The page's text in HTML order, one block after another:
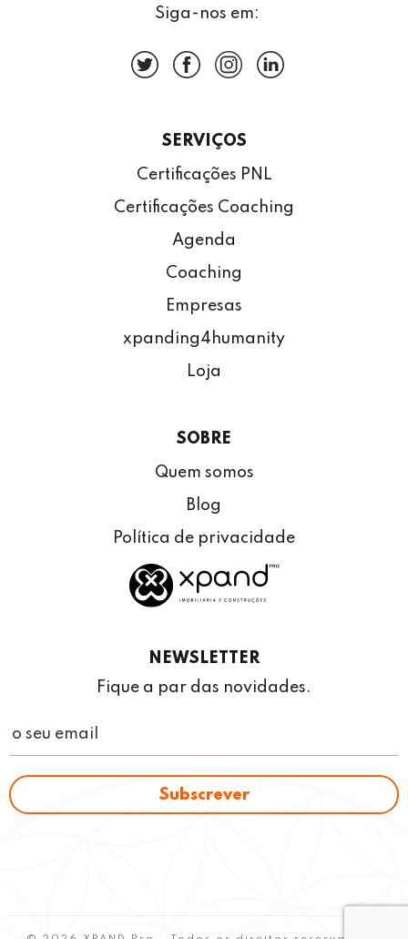
Siga-nos em:
SERVIÇOS
Certificações PNL
Certificações Coaching
Agenda
Coaching
Empresas
xpanding4humanity
Loja
SOBRE
Quem somos
Blog
Política de privacidade
NEWSLETTER
Fique a par das novidades.